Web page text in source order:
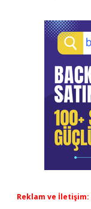
Reklam ve İletişim: